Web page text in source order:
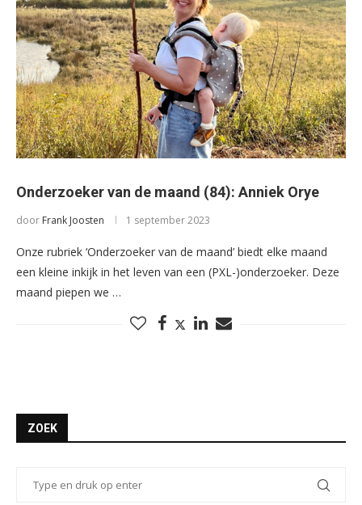
Onderzoeker van de maand (84): Anniek Orye
door Frank Joosten 1 september 2023
Onze rubriek ‘Onderzoeker van de maand’ biedt elke maand
een kleine inkijk in het leven van een (PXL-)onderzoeker. Deze
maand piepen we …
ZOEK